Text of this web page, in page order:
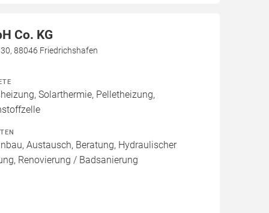
Co. KG
88046 Friedrichshafen
Solarthermie, Pelletheizung,
Austausch, Beratung, Hydraulischer
Renovierung / Badsanierung